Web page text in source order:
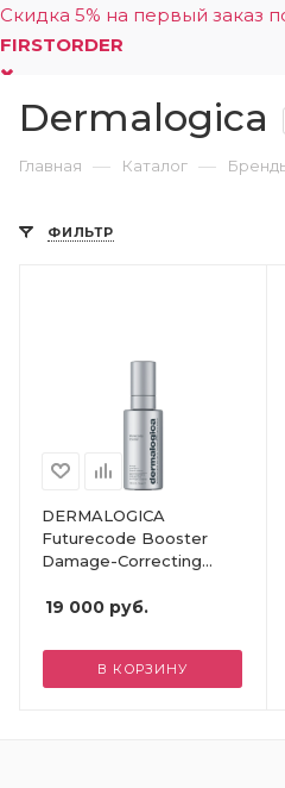
Скидка 5% на первый заказ
FIRSTORDER
Dermalogica
Главная — Каталог —
ФИЛЬТР
DERMALOGICA
Futurecode Booster
Damage-Correcting
19 000 руб.
В КОРЗИНУ